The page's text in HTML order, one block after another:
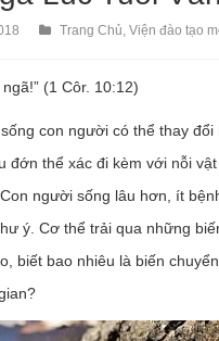
Trang Chủ, Viện đào tạo
(1 Côr. 10:12)
con người có thể thay đổi
đớn thể xác đi kèm với nỗi
người sống lâu hơn, ít
ý. Cơ thể trải qua những
biết bao nhiêu là biến